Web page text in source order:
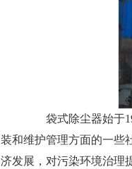
袋式除尘器始于
装和维护管理方面的一些
济发展，对污染环境治理